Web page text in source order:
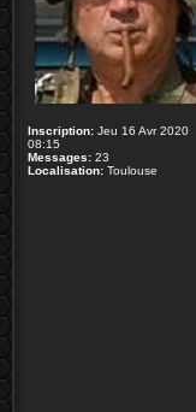
Inscription: Jeu 16 Avr 2020
08:15
Messages: 23
Localisation: Toulouse